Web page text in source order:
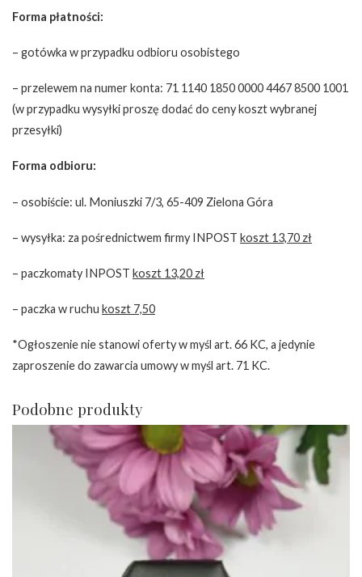
Forma płatności:
– gotówka w przypadku odbioru osobistego
– przelewem na numer konta: 71 1140 1850 0000 4467 8500 1001
(w przypadku wysyłki proszę dodać do ceny koszt wybranej
przesyłki)
Forma odbioru:
– osobiście: ul. Moniuszki 7/3, 65-409 Zielona Góra
– wysyłka: za pośrednictwem firmy INPOST koszt 13,70 zł
– paczkomaty INPOST koszt 13,20 zł
– paczka w ruchu koszt 7,50
*Ogłoszenie nie stanowi oferty w myśl art. 66 KC, a jedynie
zaproszenie do zawarcia umowy w myśl art. 71 KC.
Podobne produkty